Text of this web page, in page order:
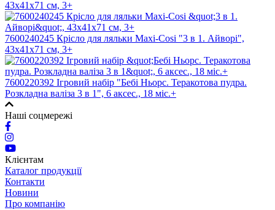
43x41x71 см, 3+
7600240245 Крісло для ляльки Maxi-Cosi "3 в 1. Айворі",
43x41x71 см, 3+
7600220392 Ігровий набір "Бебi Ньорс. Теракотова пудра.
Розкладна валіза 3 в 1", 6 аксес., 18 міс.+
Наші соцмережі
Клієнтам
Каталог продукції
Контакти
Новини
Про компанію